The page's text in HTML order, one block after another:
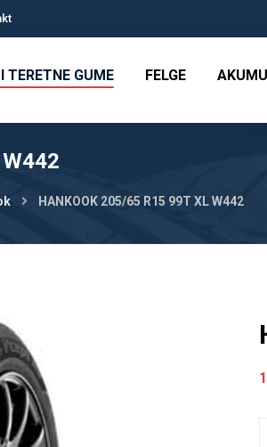
TERETNE GUME FELGE
HANKOOK 205/65 R15 99T XL W442